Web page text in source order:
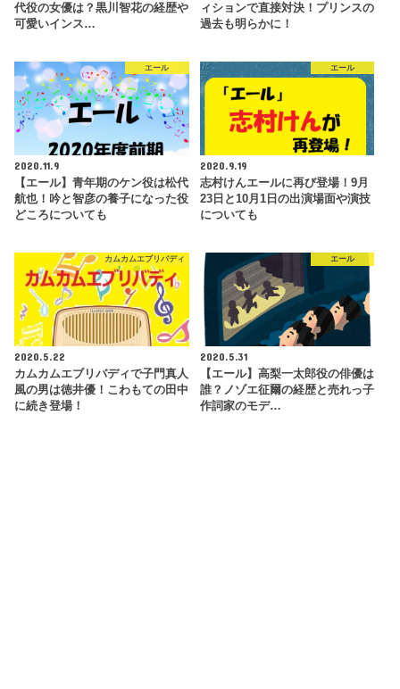
代役の女優は？黒川智花の経歴や
可愛いインス…
ィションで直接対決！プリンスの
過去も明らかに！
エール
2020.11.9
【エール】青年期のケン役は松代
航也！吟と智彦の養子になった役
どころについても
エール
2020.9.19
志村けんエールに再び登場！9月
23日と10月1日の出演場面や演技
についても
カムカムエブリバディ
2020.5.22
カムカムエブリバディで子門真人
風の男は徳井優！こわもての田中
に続き登場！
エール
2020.5.31
【エール】高梨一太郎役の俳優は
誰？ノゾエ征爾の経歴と売れっ子
作詞家のモデ…